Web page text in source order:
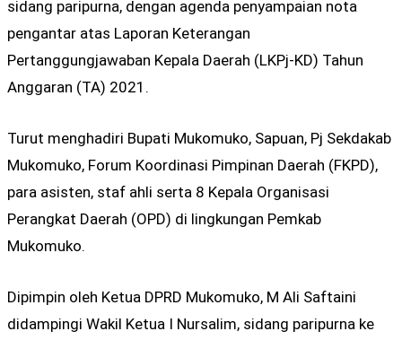
sidang paripurna, dengan agenda penyampaian nota
pengantar atas Laporan Keterangan
Pertanggungjawaban Kepala Daerah (LKPj-KD) Tahun
Anggaran (TA) 2021.
Turut menghadiri Bupati Mukomuko, Sapuan, Pj Sekdakab
Mukomuko, Forum Koordinasi Pimpinan Daerah (FKPD),
para asisten, staf ahli serta 8 Kepala Organisasi
Perangkat Daerah (OPD) di lingkungan Pemkab
Mukomuko.
Dipimpin oleh Ketua DPRD Mukomuko, M Ali Saftaini
didampingi Wakil Ketua I Nursalim, sidang paripurna ke